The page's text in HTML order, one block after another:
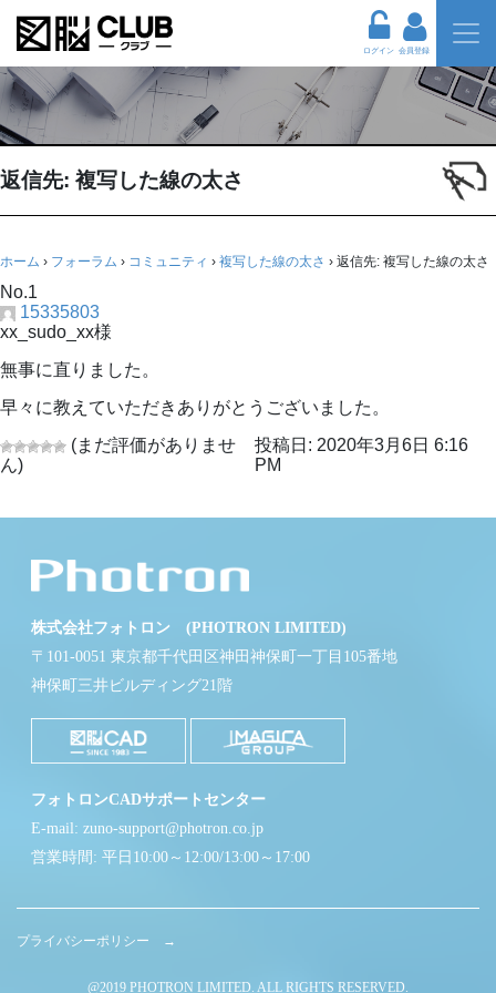
ログイン 会員登録
返信先: 複写した線の太さ
ホーム › フォーラム › コミュニティ › 複写した線の太さ › 返信先: 複写した線の太さ
No.1
15335803
xx_sudo_xx様
無事に直りました。
早々に教えていただきありがとうございました。
(まだ評価がありませ
ん)
投稿日: 2020年3月6日 6:16
PM
株式会社フォトロン (PHOTRON LIMITED)
〒101-0051 東京都千代田区神田神保町一丁目105番地
神保町三井ビルディング21階
フォトロンCADサポートセンター
E-mail: zuno-support@photron.co.jp
営業時間: 平日10:00～12:00/13:00～17:00
プライバシーポリシー →
@2019 PHOTRON LIMITED. ALL RIGHTS RESERVED.